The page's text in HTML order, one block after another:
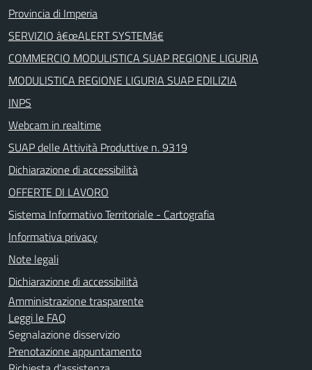
Provincia di Imperia
SERVIZIO â€œALERT SYSTEMâ€
COMMERCIO MODULISTICA SUAP REGIONE LIGURIA
MODULISTICA REGIONE LIGURIA SUAP EDILIZIA
INPS
Webcam in realtime
SUAP delle Attività Produttive n. 9319
Dichiarazione di accessibilità
OFFERTE DI LAVORO
Sistema Informativo Territoriale - Cartografia
Informativa privacy
Note legali
Dichiarazione di accessibilità
Amministrazione trasparente
Leggi le FAQ
Segnalazione disservizio
Prenotazione appuntamento